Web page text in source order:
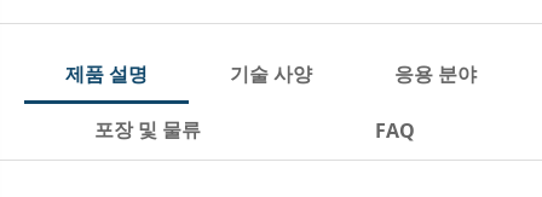
제품 설명 기술 사양 응용 분야
포장 및 물류 FAQ